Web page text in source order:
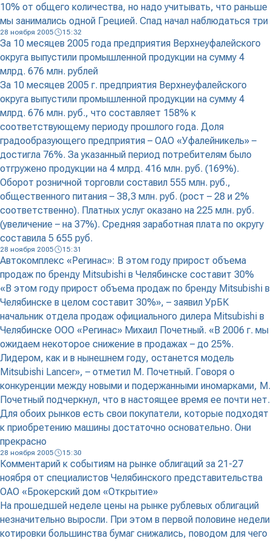
10% от общего количества, но надо учитывать, что раньше
мы занимались одной Грецией. Спад начал наблюдаться три
28 ноября 2005 15:32
За 10 месяцев 2005 года предприятия Верхнеуфалейского
округа выпустили промышленной продукции на сумму 4
млрд. 676 млн. рублей
За 10 месяцев 2005 г. предприятия Верхнеуфалейского
округа выпустили промышленной продукции на сумму 4
млрд. 676 млн. руб., что составляет 158% к
соответствующему периоду прошлого года. Доля
градообразующего предприятия – ОАО «Уфалейникель» –
достигла 76%. За указанный период потребителям было
отгружено продукции на 4 млрд. 416 млн. руб. (169%).
Оборот розничной торговли составил 555 млн. руб.,
общественного питания – 38,3 млн. руб. (рост – 28 и 2%
соответственно). Платных услуг оказано на 225 млн. руб.
(увеличение – на 37%). Средняя заработная плата по округу
составила 5 655 руб.
28 ноября 2005 15:31
Автокомплекс «Регинас»: В этом году прирост объема
продаж по бренду Mitsubishi в Челябинске составит 30%
«В этом году прирост объема продаж по бренду Mitsubishi в
Челябинске в целом составит 30%», – заявил УрБК
начальник отдела продаж официального дилера Mitsubishi в
Челябинске ООО «Регинас» Михаил Почетный. «В 2006 г. мы
ожидаем некоторое снижение в продажах – до 25%.
Лидером, как и в нынешнем году, останется модель
Mitsubishi Lancer», – отметил М. Почетный. Говоря о
конкуренции между новыми и подержанными иномарками, М.
Почетный подчеркнул, что в настоящее время ее почти нет.
Для обоих рынков есть свои покупатели, которые подходят
к приобретению машины достаточно основательно. Они
прекрасно
28 ноября 2005 15:30
Комментарий к событиям на рынке облигаций за 21-27
ноября от специалистов Челябинского представительства
ОАО «Брокерский дом «Открытие»
На прошедшей неделе цены на рынке рублевых облигаций
незначительно выросли. При этом в первой половине недели
котировки большинства бумаг снижались, поводом для чего